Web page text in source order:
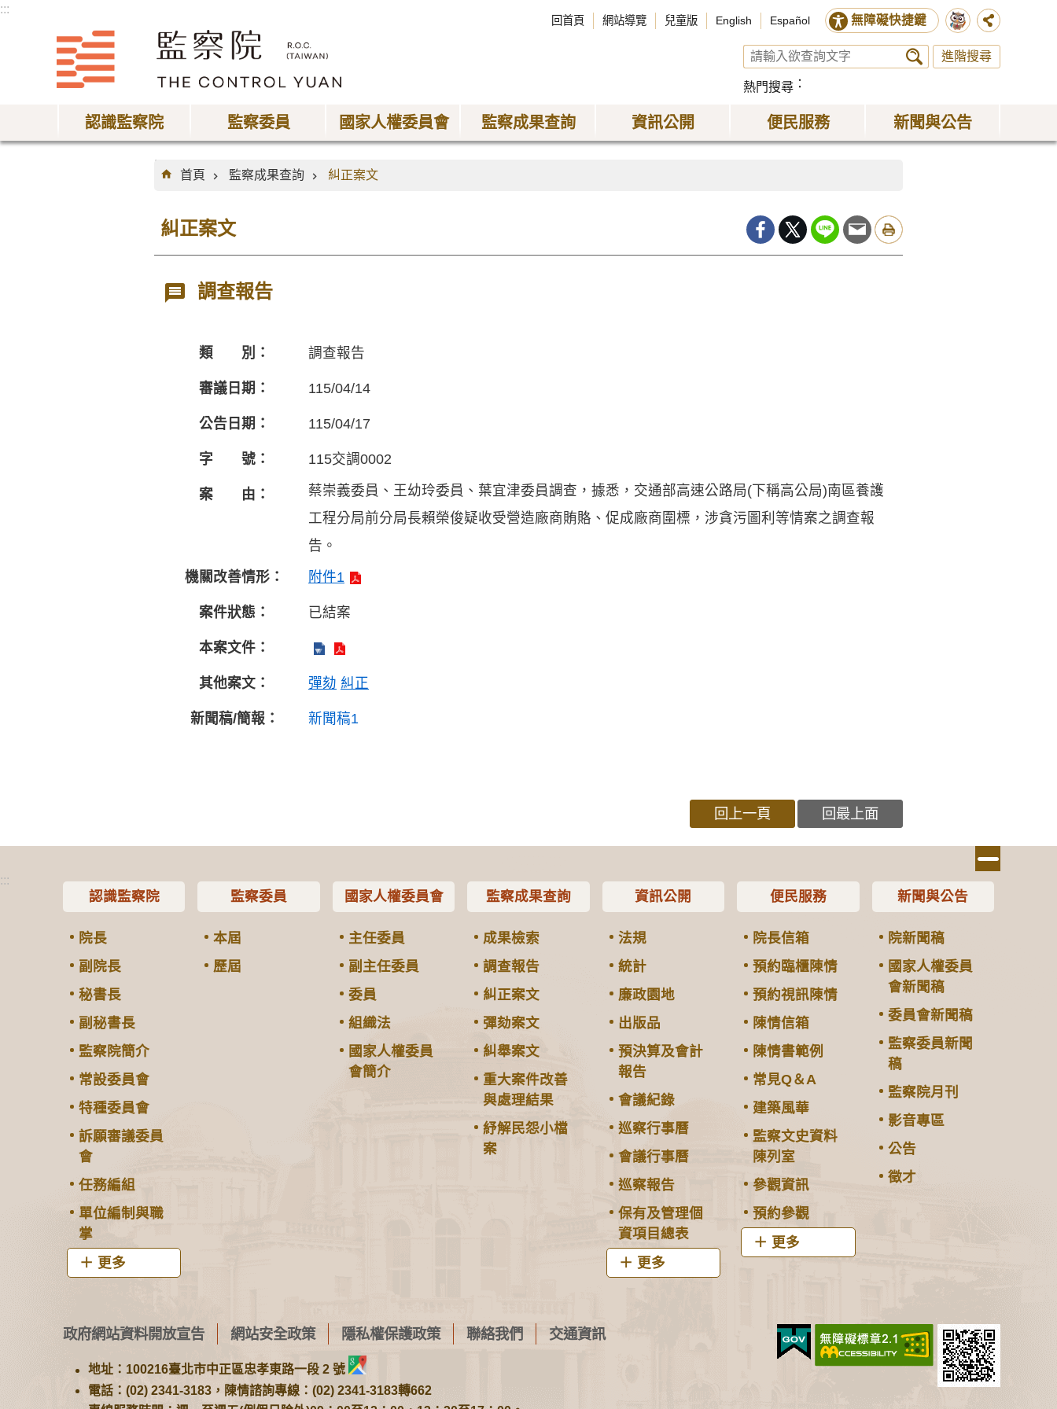
:::
回首頁 網站導覽 兒童版 English Español 無障礙快捷鍵
進階搜尋
熱門搜尋
認識監察院 監察委員 國家人權委員會 監察成果查詢 資訊公開 便民服務 新聞與公告
:::
首頁
監察成果查詢 糾正案文
糾正案文
調查報告
類 別： 調查報告
審議日期： 115/04/14
公告日期： 115/04/17
字 號： 115交調0002
案 由：
蔡崇義委員、王幼玲委員、葉宜津委員調查，據悉，交通部高速公路局(下稱高公局)南區養護
工程分局前分局長賴榮俊疑收受營造廠商賄賂、促成廠商圍標，涉貪污圖利等情案之調查報
告。
機關改善情形：
附件1
案件狀態： 已結案
本案文件：
其他案文： 彈劾 糾正
新聞稿/簡報： 新聞稿1
回上一頁 回最上面
:::
認識監察院
院長
副院長
秘書長
副秘書長
監察院簡介
常設委員會
特種委員會
訴願審議委員
會
任務編組
單位編制與職
掌
更多
監察委員
本屆
歷屆
國家人權委員會
主任委員
副主任委員
委員
組織法
國家人權委員
會簡介
監察成果查詢
成果檢索
調查報告
糾正案文
彈劾案文
糾舉案文
重大案件改善
與處理結果
紓解民怨小檔
案
資訊公開
法規
統計
廉政園地
出版品
預決算及會計
報告
會議紀錄
巡察行事曆
會議行事曆
巡察報告
保有及管理個
資項目總表
更多
便民服務
院長信箱
預約臨櫃陳情
預約視訊陳情
陳情信箱
陳情書範例
常見Q＆A
建築風華
監察文史資料
陳列室
參觀資訊
預約參觀
更多
新聞與公告
院新聞稿
國家人權委員
會新聞稿
委員會新聞稿
監察委員新聞
稿
監察院月刊
影音專區
公告
徵才
政府網站資料開放宣告 網站安全政策 隱私權保護政策 聯絡我們 交通資訊
地址：100216臺北市中正區忠孝東路一段 2 號
電話：(02) 2341-3183，陳情諮詢專線：(02) 2341-3183轉662